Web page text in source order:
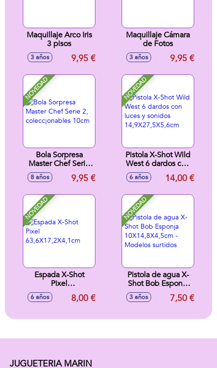
Maquillaje Arco Iris
3 pisos
3 años 9,95 €
Maquillaje Cámara
de Fotos
3 años 9,95 €
NOVEDAD
Bola Sorpresa
Master Chef Serie
2, colecc¡onables
10cm
8 años 9,95 €
NOVEDAD
Pistola X-Shot Wild
West 6 dardos con
luces y sonidos
14,9X27,5X5,6cm
6 años 14,00 €
NOVEDAD
Espada X-Shot
Pixel
63,6X17,2X4,1cm
6 años 8,00 €
NOVEDAD
Pistola de agua X-
Shot Bob Esponja
10X14,8X4,5cm -
Modelos surtidos
3 años 7,50 €
JUGUETERIA MARIN